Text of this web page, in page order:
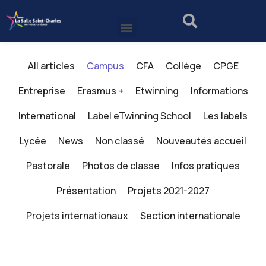
All articles Campus CFA Collège
CPGE
Entreprise
Erasmus + Etwinning
Informations
International
Label eTwinning School
Les labels
Lycée
News Non classé
Nouveautés accueil
Pastorale
Photos de classe
Infos pratiques
Présentation
Projets 2021-2027
Projets internationaux
Section internationale